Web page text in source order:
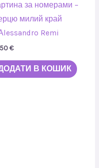
за номерами –
милий край
Remi
€
В КОШИК